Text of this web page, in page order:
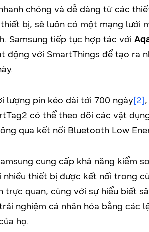
chóng và dễ dàng từ các
bị, sẽ luôn có một mạng lưới
Samsung tiếp tục hợp tác với
động với SmartThings để tạo ra
lượng pin kéo dài tới 700 ngày[2]
có thể theo dõi các vật
qua kết nối Bluetooth Low
cung cấp khả năng kiểm
nhiều thiết bị được kết nối trong
quan, cùng với sự hiểu biết
nghiệm cá nhân hóa bằng các
họ.